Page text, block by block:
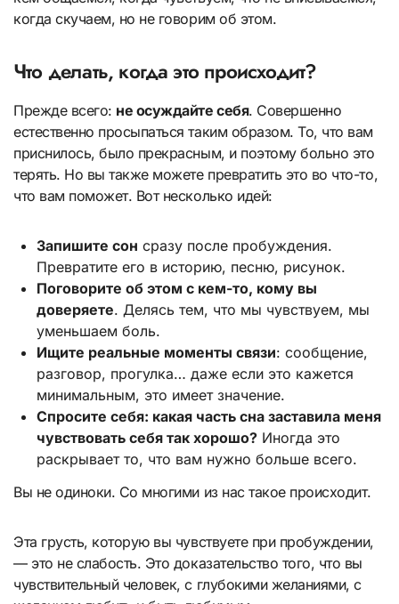
когда скучаем, но не говорим об этом.
Что делать, когда это происходит?
Прежде всего: не осуждайте себя. Совершенно
естественно просыпаться таким образом. То, что вам
приснилось, было прекрасным, и поэтому больно это
терять. Но вы также можете превратить это во что-то,
что вам поможет. Вот несколько идей:
Запишите сон сразу после пробуждения.
Превратите его в историю, песню, рисунок.
Поговорите об этом с кем-то, кому вы
доверяете. Делясь тем, что мы чувствуем, мы
уменьшаем боль.
Ищите реальные моменты связи: сообщение,
разговор, прогулка… даже если это кажется
минимальным, это имеет значение.
Спросите себя: какая часть сна заставила меня
чувствовать себя так хорошо?Иногда это
раскрывает то, что вам нужно больше всего.
Вы не одиноки. Со многими из нас такое происходит.
Эта грусть, которую вы чувствуете при пробуждении,
— это не слабость. Это доказательство того, что вы
чувствительный человек, с глубокими желаниями, с